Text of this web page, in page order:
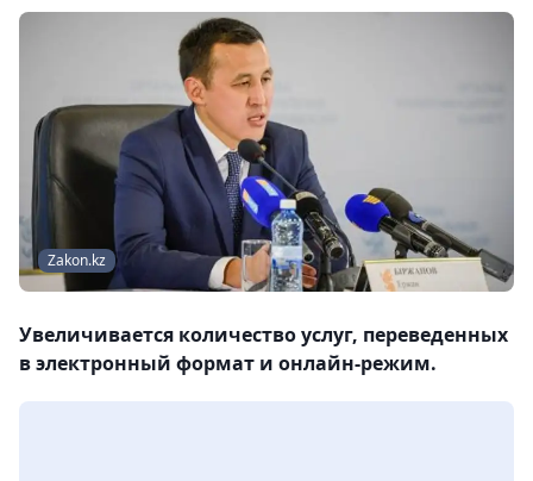
Zakon.kz
Увеличивается количество услуг, переведенных
в электронный формат и онлайн-режим.